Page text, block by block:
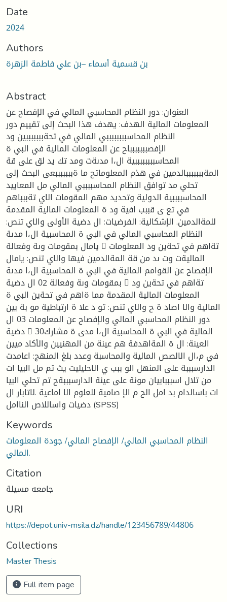
Date
2024
Authors
بن قسمية أسماء –بن علي فاطمة الزهرة
Abstract
العنوان: دور النظام المحاسبي المالي في الإفصاح عن
المعلومات المالية الهدف: يهدف هذا البحث إلى تقييم دور
النظام المحاسببببببببي المالي في تحةبببببببين ود
الإفصببببببباح عن المعلومات المالية في البي ة
المحاسببببببببية ال،ا مدىةت ومد تك يد لق على قة
المةبببببببالدمين في هذم المعلوماتح ما ةبببببببعى البحث إلى
تحلي مد توافق النظام المحاسببببي المالي مل المعاييد
المحاسببببية الدولية وتحديد مهم المقومات الاي تةببباهم
في تع ى قببب افية ود ة المعلومات المالية المقدمة
للمةالدمين. الإشكالية: الفرضيات: ال دضية الأولى والاي تنص:
النظام المحاسبي المالي في البي ة المحاسبية ال،ا مدىة
يامال بمقومات وىة وفعالة  تةاهم في تحةين ود المعلومات
الماليةت وت ىد من قة المةالدمين فيها والاي تنص: يامال
الإفصاح عن القوامم المالية في البي ة المحاسبية ال،ا مدىة
بمقومات وىة وفعالة 02 ال دضية  تةاهم في تحةين ود
المعلومات المالية المقدمة مما ةاهم في تحةين البي ة
المالية والا اصاد ة ح والاي تنص: تو د علا ة ارتباطية مو بة بين
دور النظام المحاسبي المالي والإفصاح عن المعلومات 03 ال
دضية  المالية في البي ة المحاسبية ال،ا مدى ة مشارك30
العينة: ال ة المةاهدفة هم عينة من المهنيين والأكاد ميين
في م،ال الالصص المالية والمحاسبة وعدد بلغ المنهج: اعامدت
الدارسبببة على المنهل الو ببب ي الاحليليت يث تم مل البيا ات
من تلال اسبببابيان مونة على عينة الدارسبببةح تم تحلي البيا
ات باسالدام بد امل الح م الإ صامية للعلوم الا اماعية .لاتابار ال
دضيات واساللاص الناامل (SPSS)
Keywords
النظام المحاسبي المالي/ الإفصاح المالي/ جودة المعلومات
المالي.
Citation
جامعه مسيلة
URI
https://depot.univ-msila.dz/handle/123456789/44806
Collections
Master Thesis
Full item page